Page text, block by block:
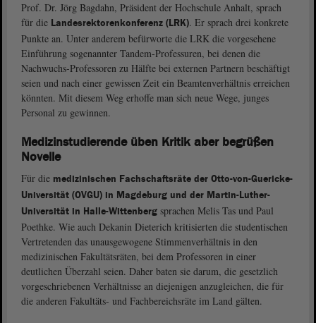
Prof. Dr. Jörg Bagdahn, Präsident der Hochschule Anhalt, sprach
für die Landesrektorenkonferenz (LRK). Er sprach drei konkrete
Punkte an. Unter anderem befürworte die LRK die vorgesehene
Einführung sogenannter Tandem-Professuren, bei denen die
Nachwuchs-Professoren zu Hälfte bei externen Partnern beschäftigt
seien und nach einer gewissen Zeit ein Beamtenverhältnis erreichen
könnten. Mit diesem Weg erhoffe man sich neue Wege, junges
Personal zu gewinnen.
Medizinstudierende üben Kritik aber begrüßen
Novelle
Für die medizinischen Fachschaftsräte der Otto-von-Guericke-
Universität (OVGU) in Magdeburg und der Martin-Luther-
Universität in Halle-Wittenberg sprachen Melis Tas und Paul
Poethke. Wie auch Dekanin Dieterich kritisierten die studentischen
Vertretenden das unausgewogene Stimmenverhältnis in den
medizinischen Fakultätsräten, bei dem Professoren in einer
deutlichen Überzahl seien. Daher baten sie darum, die gesetzlich
vorgeschriebenen Verhältnisse an diejenigen anzugleichen, die für
die anderen Fakultäts- und Fachbereichsräte im Land gälten.